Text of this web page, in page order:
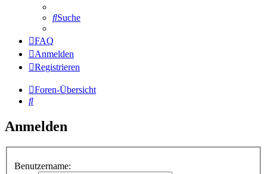
Suche
FAQ
Anmelden
Registrieren
Foren-Übersicht
Suche
Anmelden
Benutzername: